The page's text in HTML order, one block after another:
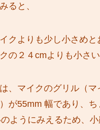
ると、
クよりも少し小さめと
の２４cmよりも小さい
、マイクのグリル（マ
が55mm 幅であり、ち
ようにみえるため、